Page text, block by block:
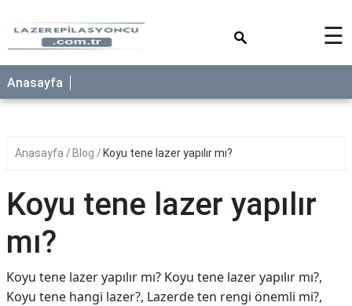
☰
Anasayfa
Anasayfa Blog Koyu tene lazer yapılır mı?
Koyu tene lazer yapılır
mı?
Koyu tene lazer yapılır mı? Koyu tene lazer yapılır mı?,
Koyu tene hangi lazer?, Lazerde ten rengi önemli mi?,